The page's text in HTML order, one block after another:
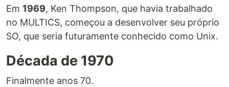
Em 1969, Ken Thompson, que havia trabalhado
no MULTICS, começou a desenvolver seu próprio
SO, que seria futuramente conhecido como Unix.
Década de 1970
Finalmente anos 70.